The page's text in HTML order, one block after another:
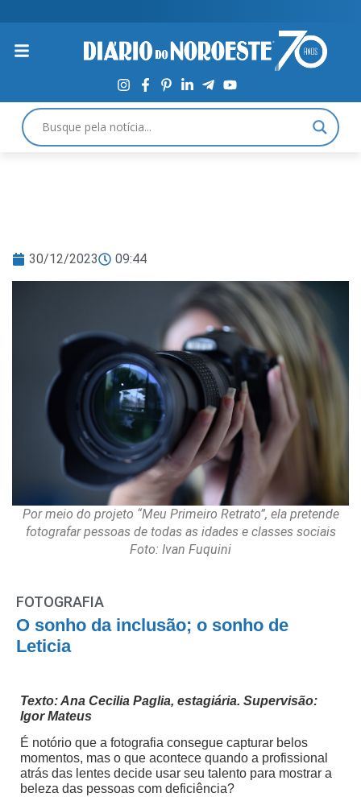
30/12/2023 09:44
Por meio do projeto “Meu Primeiro Retrato”, ela pretende
fotografar pessoas de todas as idades e classes sociais
Foto: Ivan Fuquini
FOTOGRAFIA
O sonho da inclusão; o sonho de
Leticia
Texto: Ana Cecilia Paglia, estagiária. Supervisão:
Igor Mateus
É notório que a fotografia consegue capturar belos
momentos, mas o que acontece quando a profissional
atrás das lentes decide usar seu talento para mostrar a
beleza das pessoas com deficiência?